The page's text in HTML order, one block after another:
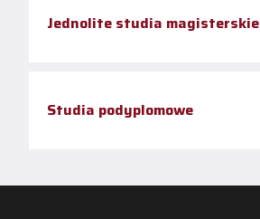
Jednolite studia magisterskie
Studia podyplomowe